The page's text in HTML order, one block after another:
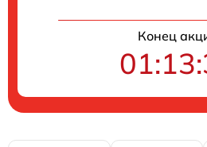
Конец